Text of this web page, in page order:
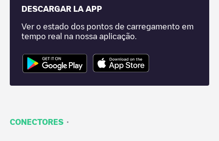
DESCARGAR LA APP
Ver o estado dos pontos de carregamento em
tempo real na nossa aplicação.
CONECTORES ·